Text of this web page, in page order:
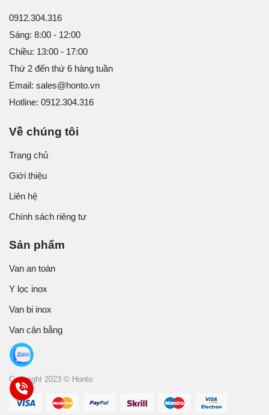
0912.304.316
Sáng: 8:00 - 12:00
Chiều: 13:00 - 17:00
Thứ 2 đến thứ 6 hàng tuần
Email: sales@honto.vn
Hotline: 0912.304.316
Về chúng tôi
Trang chủ
Giới thiệu
Liên hệ
Chính sách riêng tư
Sản phẩm
Van an toàn
Y lọc inox
Van bi inox
Van cân bằng
Copyright 2023 © Honto